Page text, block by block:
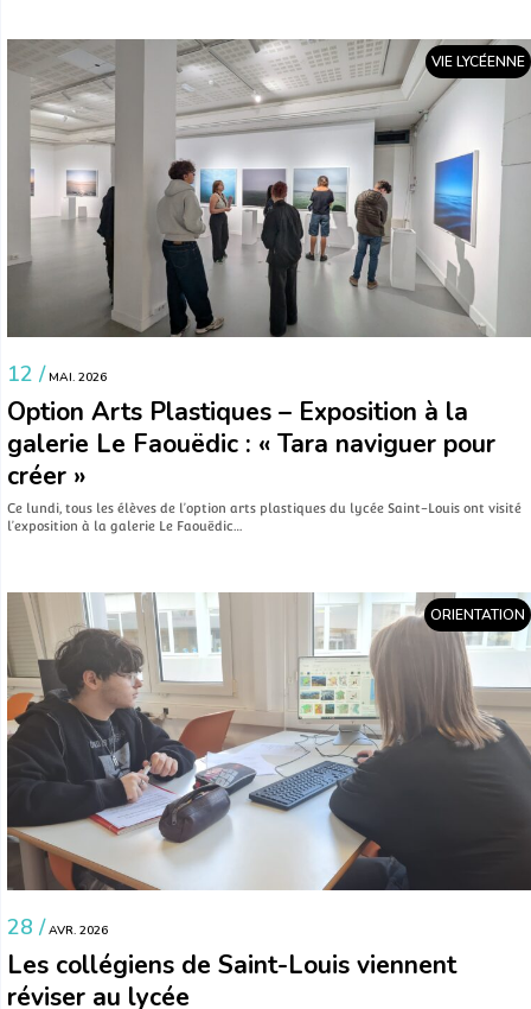
VIE LYCÉENNE
12 / MAI. 2026
Option Arts Plastiques – Exposition à la
galerie Le Faouëdic : « Tara naviguer pour
créer »
Ce lundi, tous les élèves de l’option arts plastiques du lycée Saint-Louis ont visité
l’exposition à la galerie Le Faouëdic…
ORIENTATION
28 / AVR. 2026
Les collégiens de Saint-Louis viennent
réviser au lycée